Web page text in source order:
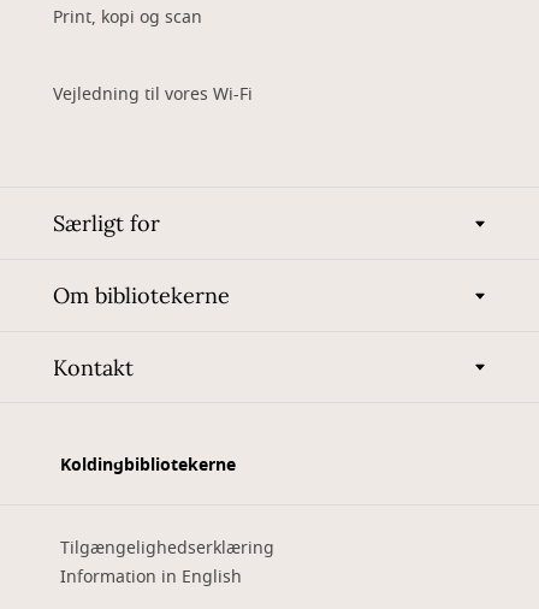
Print, kopi og scan
Vejledning til vores Wi-Fi
Særligt for
Om bibliotekerne
Kontakt
Koldingbibliotekerne
Tilgængelighedserklæring
Information in English